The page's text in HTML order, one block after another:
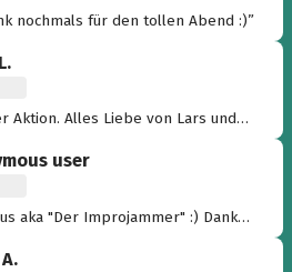
nochmals für den tollen Abend :)”
Aktion. Alles Liebe von Lars und
Anna ”user
aka "Der Improjammer" :) Danke
Dein Musikgeschmack schmeckt